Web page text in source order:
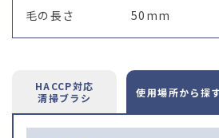
毛の長さ
50mm
HACCP対応
清掃ブラシ
使用場所から探